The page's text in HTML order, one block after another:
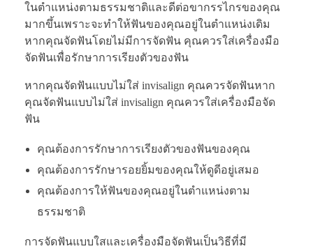
ในตำแหน่งตามธรรมชาติและดีต่อขากรรไกรของคุณ
มากขึ้นเพราะจะทำให้ฟันของคุณอยู่ในตำแหน่งเดิม
หากคุณจัดฟันโดยไม่มีการจัดฟัน คุณควรใส่เครื่องมือ
จัดฟันเพื่อรักษาการเรียงตัวของฟัน
หากคุณจัดฟันแบบไม่ใส่ invisalign คุณควรจัดฟันหาก
คุณจัดฟันแบบไม่ใส่ invisalign คุณควรใส่เครื่องมือจัด
ฟัน
คุณต้องการรักษาการเรียงตัวของฟันของคุณ
คุณต้องการรักษารอยยิ้มของคุณให้ดูดีอยู่เสมอ
คุณต้องการให้ฟันของคุณอยู่ในตำแหน่งตาม
ธรรมชาติ
การจัดฟันแบบใสและเครื่องมือจัดฟันเป็นวิธีที่มี